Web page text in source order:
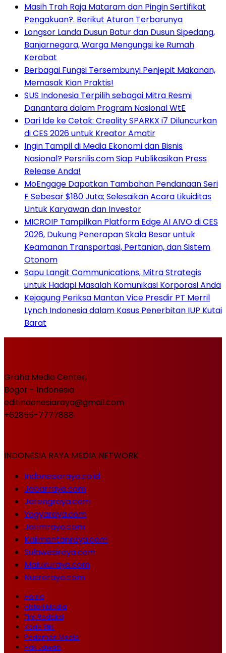
Masih Trah Raja Mataram dan Pingin Sertifikat
Pengakuan?. Berikut Aturan Terbarunya
Longsor Landa Dusun Batur dan Dusun Sipedang,
Banjarnegara, Warga Mengungsi ke Rumah
Kerabat
Berbagai Fungsi Tersembunyi Penjepit Makanan,
Memasak Kian Praktis!
SUS Indonesia Terpilih sebagai Mitra Resmi
Danantara dalam Program Nasional WtE
Dari Ide ke Cetak: Creality SPARKX i7 Diluncurkan
di CES 2026 untuk Kreator Amatir
Ingin Tampil di Media Ekonomi dan Bisnis
Nasional? Persrilis.com Siap Publikasikan Press
Release Anda!
MoEngage Dapatkan Tambahan Pendanaan Seri
F Sebesar $180 Juta; Selesaikan Acara Likuiditas
Untuk Karyawan dan Investor
MICROIP Tampilkan Platform Edge AI AIVO di CES
2026, Dukung Penerapan Skala Besar untuk
Keamanan Transportasi, Pertanian, dan Sistem
Otonom
Sapu Langit Communications, Mitra Strategis
untuk Hadapi Masalah Komunikasi Korporasi Anda
Kejagung Periksa Mantan Vice Presdir PT Merril
Lynch Indonesia dalam Kasus Penerbitan IUP Kutai
Barat
Graha Media Center,
Bogor - Indonesia
editindonesiaraya@gmail.com
+62855-7777888
INDONESIA RAYA MEDIA NETWORK
Indonesiaraya.co.id
Jabarraya.com
Jatengraya.com
Yogyaraya.com
Jatimraya.com
Kalimantanraya.com
Sulawesiraya.com
Malukuraya.com
Nusraraya.com
Home
Histori Media
Tim Redaksi
Kode Etik
Pedoman Media
Hak Jawab